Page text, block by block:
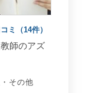
ミ（14件）
教師のアズ
・ その他